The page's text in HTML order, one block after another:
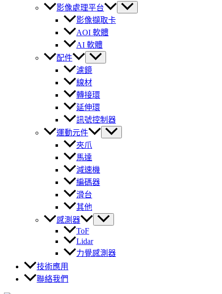
影像處理平台
影像擷取卡
AOI 軟體
AI 軟體
配件
濾鏡
線材
轉接環
延伸環
訊號控制器
運動元件
夾爪
馬達
減速機
編碼器
滑台
其他
感測器
ToF
Lidar
力覺感測器
技術應用
聯絡我們